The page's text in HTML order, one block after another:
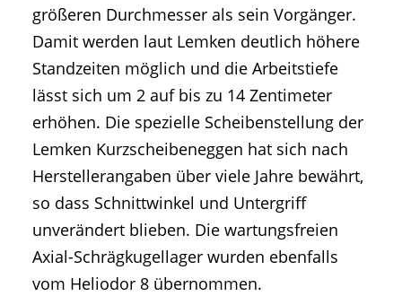
größeren Durchmesser als sein Vorgänger.
Damit werden laut Lemken deutlich höhere
Standzeiten möglich und die Arbeitstiefe
lässt sich um 2 auf bis zu 14 Zentimeter
erhöhen. Die spezielle Scheibenstellung der
Lemken Kurzscheibeneggen hat sich nach
Herstellerangaben über viele Jahre bewährt,
so dass Schnittwinkel und Untergriff
unverändert blieben. Die wartungsfreien
Axial-Schrägkugellager wurden ebenfalls
vom Heliodor 8 übernommen.